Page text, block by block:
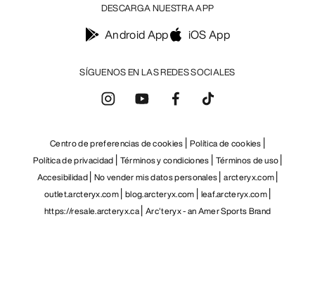
SÍGUENOS EN LAS REDES SOCIALES
DESCARGA NUESTRA APP
Android App iOS App
Centro de preferencias de cookies Política de cookies
Política de privacidad Términos y condiciones Términos de uso
Accesibilidad No vender mis datos personales arcteryx.com
outlet.arcteryx.com blog.arcteryx.com leaf.arcteryx.com
https://resale.arcteryx.ca Arc'teryx - an Amer Sports Brand